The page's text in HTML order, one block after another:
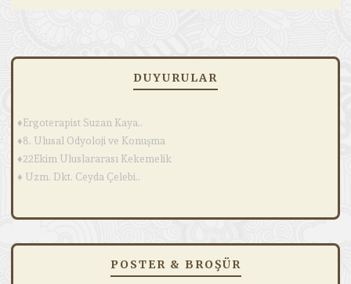
DUYURULAR
♦Ergoterapist Suzan Kaya..
♦8. Ulusal Odyoloji ve Konuşma
♦22Ekim Uluslararası Kekemelik
♦ Uzm. Dkt. Ceyda Çelebi..
POSTER & BROŞÜR